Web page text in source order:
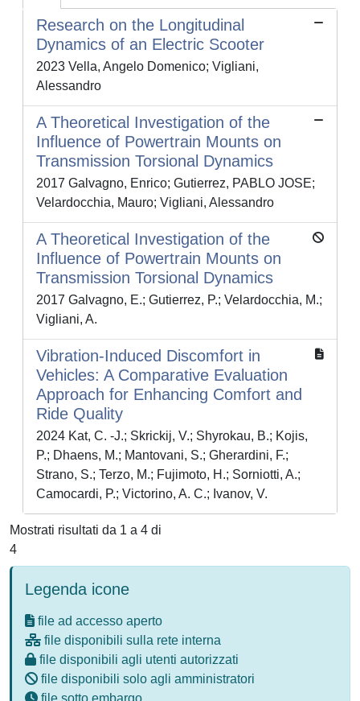
Research on the Longitudinal
Dynamics of an Electric Scooter
2023 Vella, Angelo Domenico; Vigliani,
Alessandro
A Theoretical Investigation of the
Influence of Powertrain Mounts on
Transmission Torsional Dynamics
2017 Galvagno, Enrico; Gutierrez, PABLO JOSE;
Velardocchia, Mauro; Vigliani, Alessandro
A Theoretical Investigation of the
Influence of Powertrain Mounts on
Transmission Torsional Dynamics
2017 Galvagno, E.; Gutierrez, P.; Velardocchia, M.;
Vigliani, A.
Vibration-Induced Discomfort in
Vehicles: A Comparative Evaluation
Approach for Enhancing Comfort and
Ride Quality
2024 Kat, C. -J.; Skrickij, V.; Shyrokau, B.; Kojis,
P.; Dhaens, M.; Mantovani, S.; Gherardini, F.;
Strano, S.; Terzo, M.; Fujimoto, H.; Sorniotti, A.;
Camocardi, P.; Victorino, A. C.; Ivanov, V.
Mostrati risultati da 1 a 4 di
4
Legenda icone
file ad accesso aperto
file disponibili sulla rete interna
file disponibili agli utenti autorizzati
file disponibili solo agli amministratori
file sotto embargo